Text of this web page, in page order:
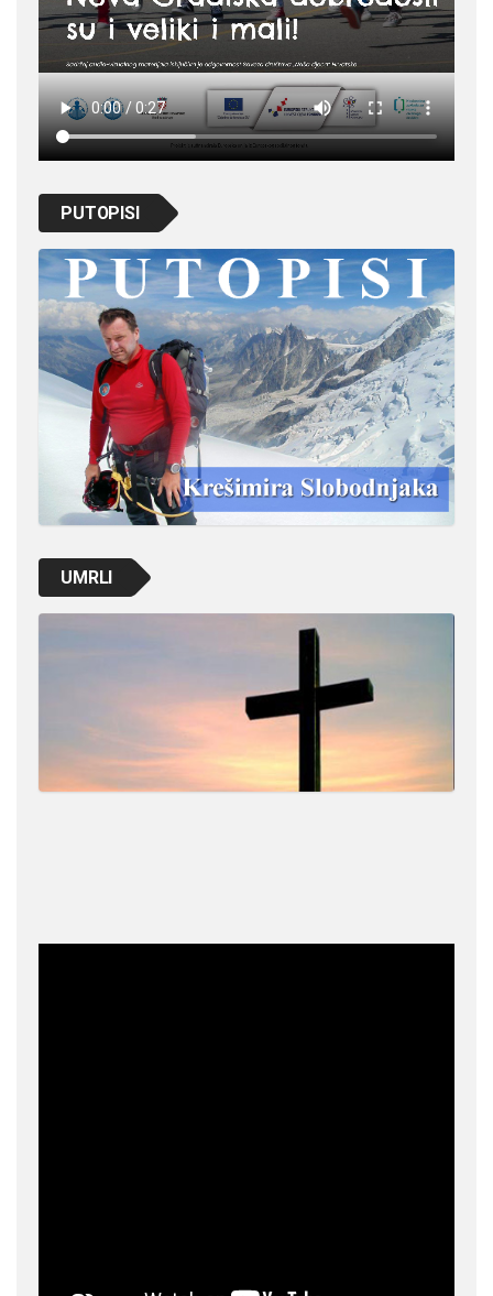
PUTOPISI
UMRLI